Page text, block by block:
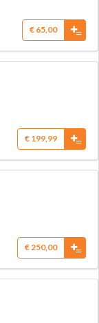
€ 65,00 =
€ 199,99 =
€ 250,00 =